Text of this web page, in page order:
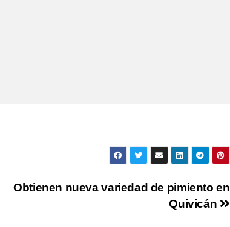
Obtienen nueva variedad de pimiento en
Quivicán